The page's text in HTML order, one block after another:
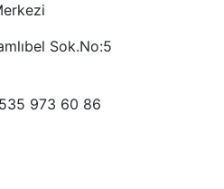
Sok.No:5
973 60 86